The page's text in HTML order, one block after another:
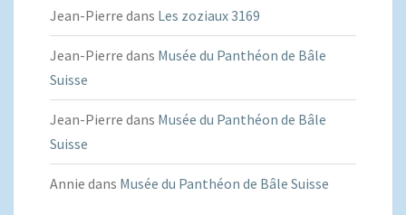
Jean-Pierre dans Les zoziaux 3169
Jean-Pierre dans Musée du Panthéon de Bâle
Suisse
Jean-Pierre dans Musée du Panthéon de Bâle
Suisse
Annie dans Musée du Panthéon de Bâle Suisse